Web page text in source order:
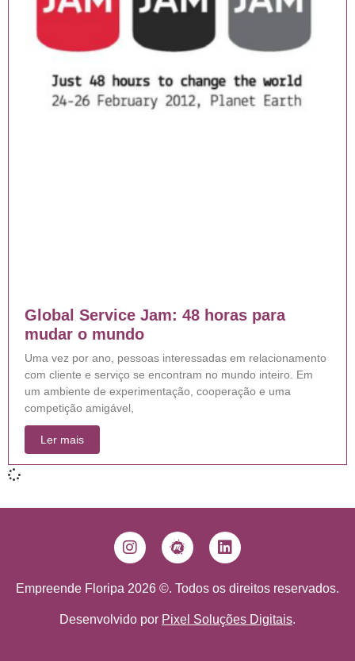
Global Service Jam: 48 horas para
mudar o mundo
Uma vez por ano, pessoas interessadas em relacionamento
com cliente e serviço se encontram no mundo inteiro. Em
um ambiente de experimentação, cooperação e uma
competição amigável,
Ler mais
Empreende Floripa 2026 ©. Todos os direitos reservados.
Desenvolvido por Pixel Soluções Digitais.